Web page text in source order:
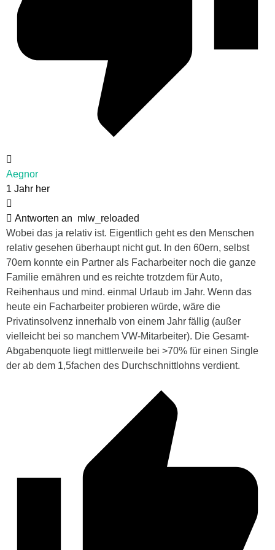
Aegnor
1 Jahr her
Antworten an mlw_reloaded
Wobei das ja relativ ist. Eigentlich geht es den Menschen
relativ gesehen überhaupt nicht gut. In den 60ern, selbst
70ern konnte ein Partner als Facharbeiter noch die ganze
Familie ernähren und es reichte trotzdem für Auto,
Reihenhaus und mind. einmal Urlaub im Jahr. Wenn das
heute ein Facharbeiter probieren würde, wäre die
Privatinsolvenz innerhalb von einem Jahr fällig (außer
vielleicht bei so manchem VW-Mitarbeiter). Die Gesamt-
Abgabenquote liegt mittlerweile bei >70% für einen Single
der ab dem 1,5fachen des Durchschnittlohns verdient.